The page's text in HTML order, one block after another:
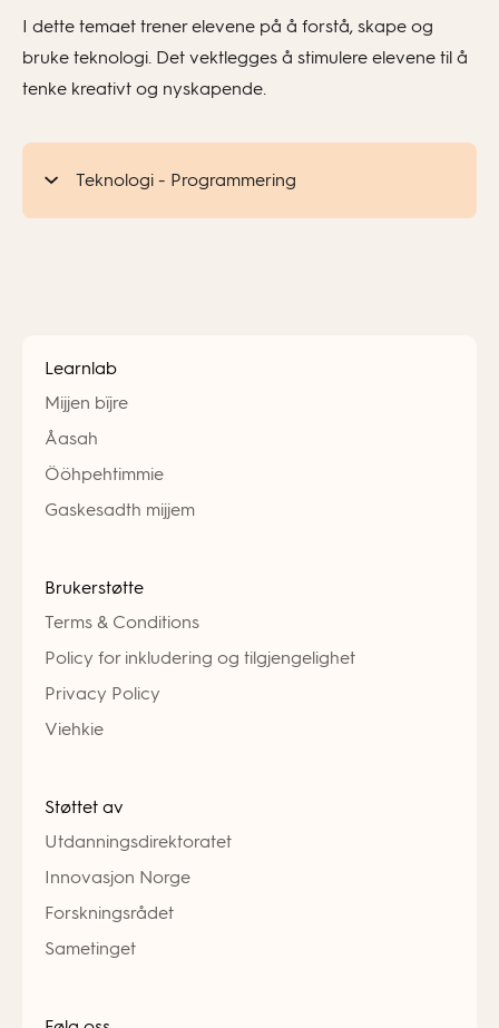
I dette temaet trener elevene på å forstå, skape og
bruke teknologi. Det vektlegges å stimulere elevene til å
tenke kreativt og nyskapende.
Teknologi - Programmering
Learnlab
Mijjen bïjre
Åasah
Ööhpehtimmie
Gaskesadth mijjem
Brukerstøtte
Terms & Conditions
Policy for inkludering og tilgjengelighet
Privacy Policy
Viehkie
Støttet av
Utdanningsdirektoratet
Innovasjon Norge
Forskningsrådet
Sametinget